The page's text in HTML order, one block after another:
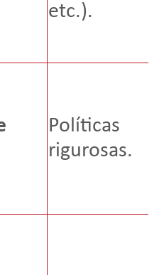
etc.).
Políticas
rigurosas.